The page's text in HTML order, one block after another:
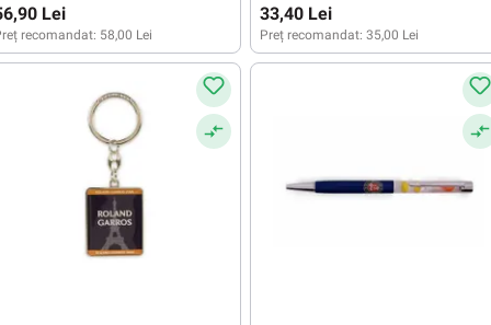
Lei
recomandat: 58,00 Lei
33,40 Lei
Preț recomandat: 35,00 Lei